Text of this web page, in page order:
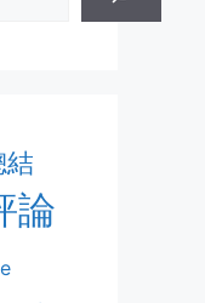
結
論